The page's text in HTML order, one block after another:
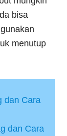
bisa
menutup
dan Cara
dan Cara